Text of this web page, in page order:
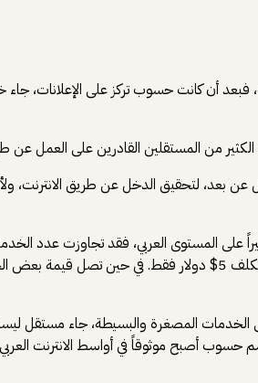
في تغيراً اتجاه الشركة، فبعد أن كانت حسوب
من المستقلين القادرين على العمل عن
بعد، لتحقيق الدخل عن طريق الانترنت،
المستوى العربي، فقد تجاوزت عدد
المصغرة والبسيطة، جاء مستقل
أصبح موثوقاً في أواسط الانترنت